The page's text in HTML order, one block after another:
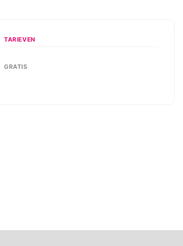
TARIEVEN
GRATIS